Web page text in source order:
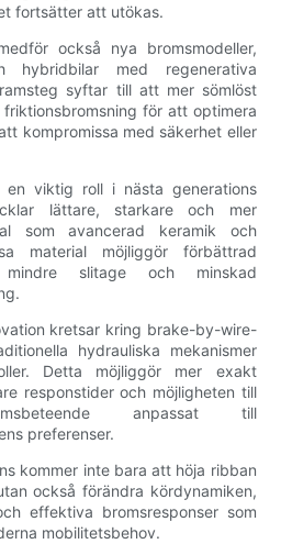
fortsätter att utökas.
också nya bromsmodeller,
med regenerativa
syftar till att mer sömlöst
för att optimera
kompromissa med säkerhet eller
en viktig roll i nästa generations
lättare, starkare och mer
som avancerad keramik och
material möjliggör förbättrad
mindre slitage och minskad
kretsar kring brake-by-wire-
hydrauliska mekanismer
Detta möjliggör mer exakt
responstider och möjligheten till
anpassat till
preferenser.
kommer inte bara att höja ribban
också förändra kördynamiken,
effektiva bromsresponser som
mobilitetsbehov.